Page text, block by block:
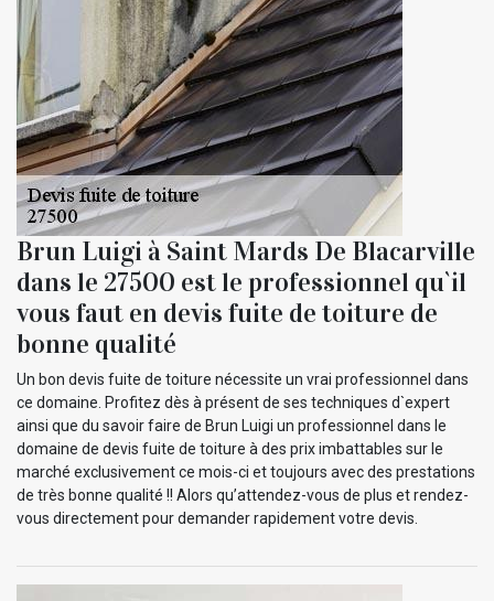
Brun Luigi à Saint Mards De Blacarville
dans le 27500 est le professionnel qu`il
vous faut en devis fuite de toiture de
bonne qualité
Un bon devis fuite de toiture nécessite un vrai professionnel dans
ce domaine. Profitez dès à présent de ses techniques d`expert
ainsi que du savoir faire de Brun Luigi un professionnel dans le
domaine de devis fuite de toiture à des prix imbattables sur le
marché exclusivement ce mois-ci et toujours avec des prestations
de très bonne qualité !! Alors qu’attendez-vous de plus et rendez-
vous directement pour demander rapidement votre devis.